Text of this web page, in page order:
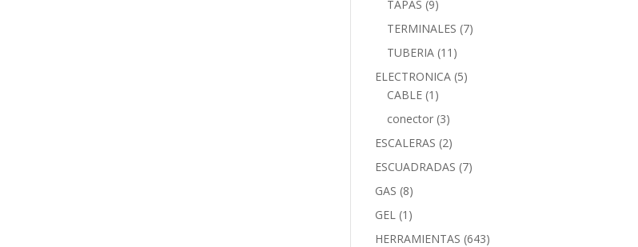
TAPAS (9)
TERMINALES (7)
TUBERIA (11)
ELECTRONICA (5)
CABLE (1)
conector (3)
ESCALERAS (2)
ESCUADRADAS (7)
GAS (8)
GEL (1)
HERRAMIENTAS (643)